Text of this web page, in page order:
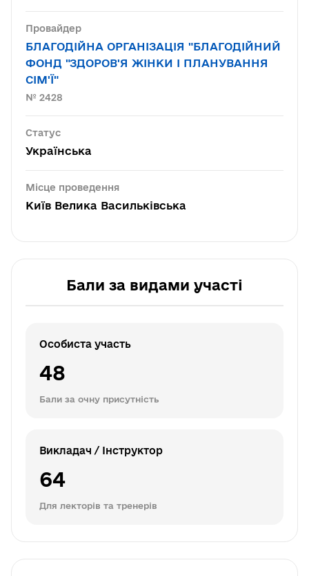
Провайдер
БЛАГОДІЙНА ОРГАНІЗАЦІЯ "БЛАГОДІЙНИЙ
ФОНД "ЗДОРОВ'Я ЖІНКИ І ПЛАНУВАННЯ
СІМ'Ї"
№ 2428
Статус
Українська
Місце проведення
Київ Велика Васильківська
Бали за видами участі
Особиста участь
48
Бали за очну присутність
Викладач / Інструктор
64
Для лекторів та тренерів